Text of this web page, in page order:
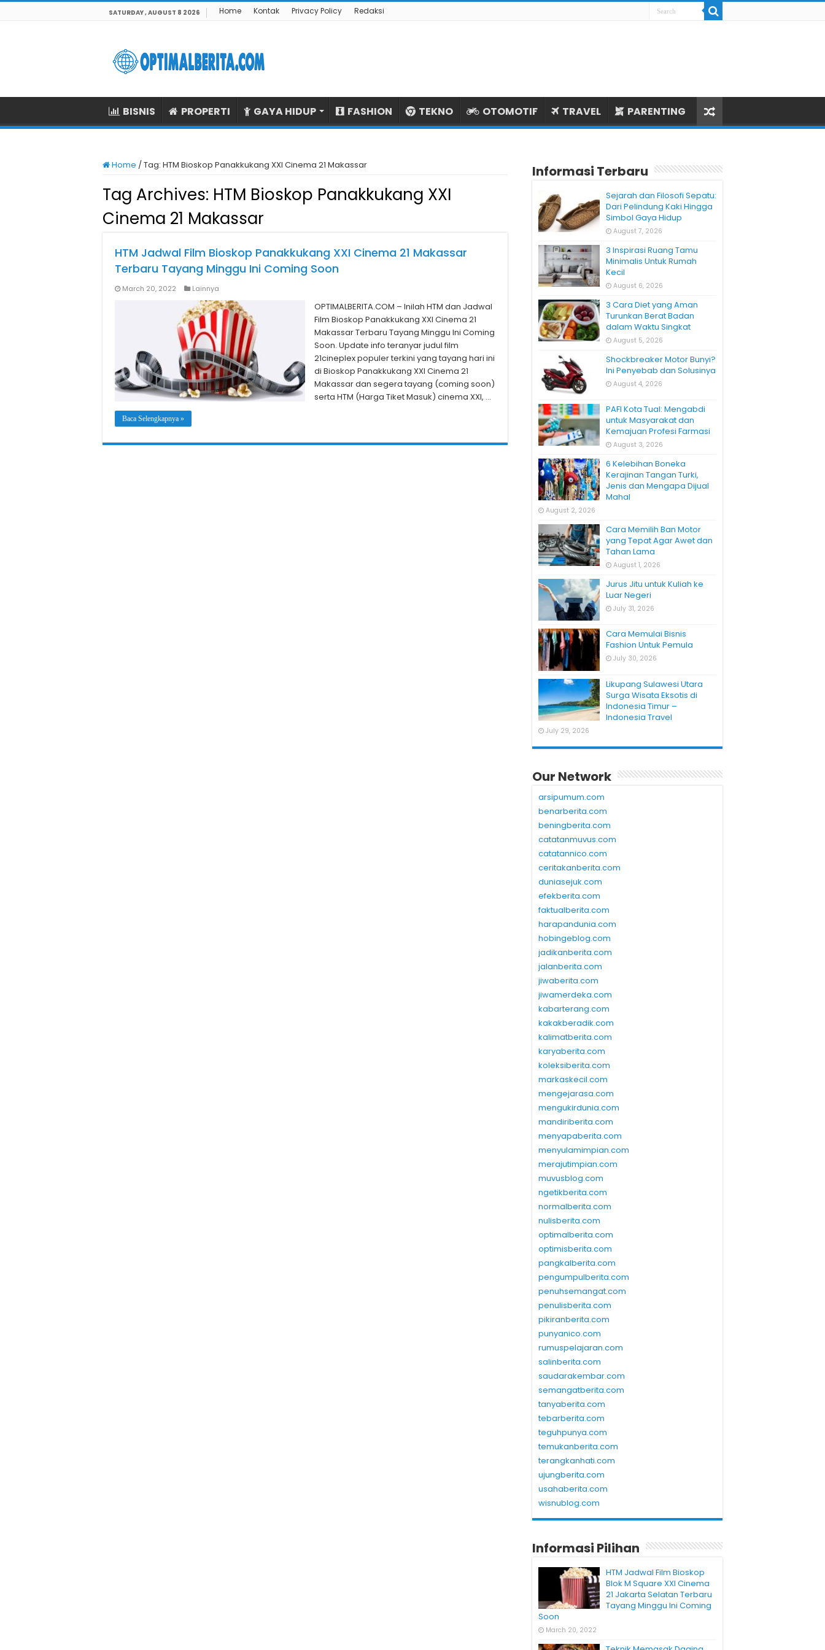
SATURDAY , AUGUST 8 2026 Home Kontak Privacy Policy Redaksi
BISNIS PROPERTI GAYA HIDUP FASHION TEKNO OTOMOTIF TRAVEL PARENTING
Home /Tag: HTM Bioskop Panakkukang XXI Cinema 21 Makassar
Tag Archives: HTM Bioskop Panakkukang XXI
Cinema 21 Makassar
HTM Jadwal Film Bioskop Panakkukang XXI Cinema 21 Makassar
Terbaru Tayang Minggu Ini Coming Soon
March 20, 2022 Lainnya
OPTIMALBERITA.COM – Inilah HTM dan Jadwal
Film Bioskop Panakkukang XXI Cinema 21
Makassar Terbaru Tayang Minggu Ini Coming
Soon. Update info teranyar judul film
21cineplex populer terkini yang tayang hari ini
di Bioskop Panakkukang XXI Cinema 21
Makassar dan segera tayang (coming soon)
serta HTM (Harga Tiket Masuk) cinema XXI, …
Baca Selengkapnya »
Informasi Terbaru
Sejarah dan Filosofi Sepatu:
Dari Pelindung Kaki Hingga
Simbol Gaya Hidup
August 7, 2026
3 Inspirasi Ruang Tamu
Minimalis Untuk Rumah
Kecil
August 6, 2026
3 Cara Diet yang Aman
Turunkan Berat Badan
dalam Waktu Singkat
August 5, 2026
Shockbreaker Motor Bunyi?
Ini Penyebab dan Solusinya
August 4, 2026
PAFI Kota Tual: Mengabdi
untuk Masyarakat dan
Kemajuan Profesi Farmasi
August 3, 2026
6 Kelebihan Boneka
Kerajinan Tangan Turki,
Jenis dan Mengapa Dijual
Mahal
August 2, 2026
Cara Memilih Ban Motor
yang Tepat Agar Awet dan
Tahan Lama
August 1, 2026
Jurus Jitu untuk Kuliah ke
Luar Negeri
July 31, 2026
Cara Memulai Bisnis
Fashion Untuk Pemula
July 30, 2026
Likupang Sulawesi Utara
Surga Wisata Eksotis di
Indonesia Timur –
Indonesia Travel
July 29, 2026
Our Network
arsipumum.com
benarberita.com
beningberita.com
catatanmuvus.com
catatannico.com
ceritakanberita.com
duniasejuk.com
efekberita.com
faktualberita.com
harapandunia.com
hobingeblog.com
jadikanberita.com
jalanberita.com
jiwaberita.com
jiwamerdeka.com
kabarterang.com
kakakberadik.com
kalimatberita.com
karyaberita.com
koleksiberita.com
markaskecil.com
mengejarasa.com
mengukirdunia.com
mandiriberita.com
menyapaberita.com
menyulamimpian.com
merajutimpian.com
muvusblog.com
ngetikberita.com
normalberita.com
nulisberita.com
optimalberita.com
optimisberita.com
pangkalberita.com
pengumpulberita.com
penuhsemangat.com
penulisberita.com
pikiranberita.com
punyanico.com
rumuspelajaran.com
salinberita.com
saudarakembar.com
semangatberita.com
tanyaberita.com
tebarberita.com
teguhpunya.com
temukanberita.com
terangkanhati.com
ujungberita.com
usahaberita.com
wisnublog.com
Informasi Pilihan
HTM Jadwal Film Bioskop
Blok M Square XXI Cinema
21 Jakarta Selatan Terbaru
Tayang Minggu Ini Coming
Soon
March 20, 2022